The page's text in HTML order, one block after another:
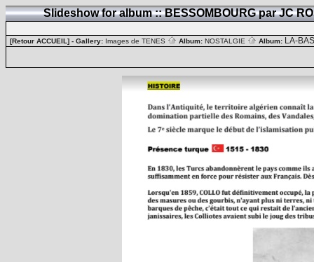
Slideshow for album :: BESSOMBOURG par JC
[Retour ACCUEIL] - Gallery: Images de TENES Album: NOSTALGIE Album: LA-BAS